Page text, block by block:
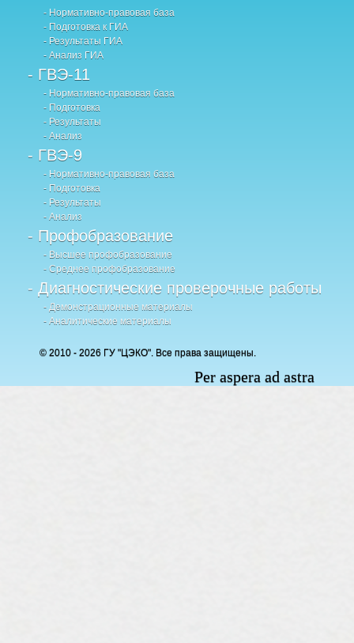
- Нормативно-правовая база
- Подготовка к ГИА
- Результаты ГИА
- Анализ ГИА
- ГВЭ-11
- Нормативно-правовая база
- Подготовка
- Результаты
- Анализ
- ГВЭ-9
- Нормативно-правовая база
- Подготовка
- Результаты
- Анализ
- Профобразование
- Высшее профобразование
- Среднее профобразование
- Диагностические проверочные работы
- Демонстрационные материалы
- Аналитические материалы
© 2010 - 2026 ГУ "ЦЭКО". Все права защищены.
Per aspera ad astra